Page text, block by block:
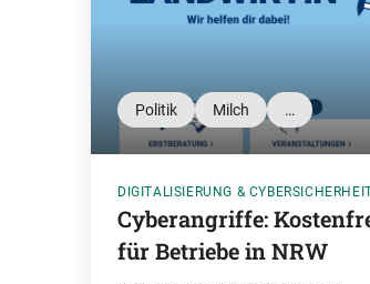
Politik Milch …
DIGITALISIERUNG &
Cyberangriffe:
für Betriebe in NRW